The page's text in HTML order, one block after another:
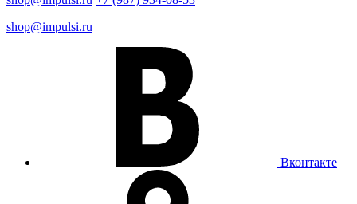
shop@impulsi.ru
Вконтакте